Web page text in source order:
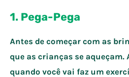
1. Pega-Pega
Antes de começar com as
que as crianças se aqueçam.
quando você vai faz um